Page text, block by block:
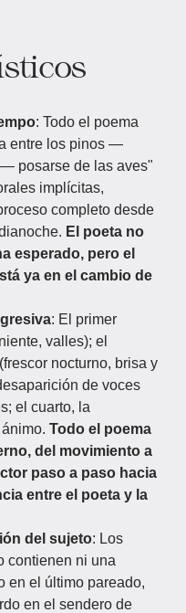
: Todo el poema
entre los pinos —
posarse de las aves"
implícitas,
completo desde
El poeta no
esperado, pero el
ya en el cambio de
: El primer
valles); el
nocturno, brisa y
de voces
el cuarto, la
Todo el poema
del movimiento a
paso a paso hacia
entre el poeta y la
del sujeto: Los
contienen ni una
en el último pareado,
en el sendero de